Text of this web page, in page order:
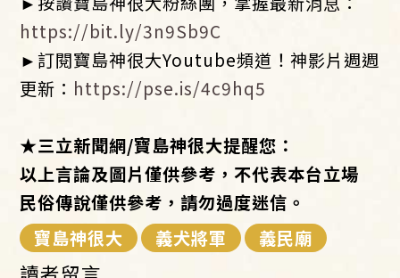
https://bit.ly/3n9Sb9C
►訂閱寶島神很大Youtube頻道！神影片週週
更新： https://pse.is/4c9hq5
★三立新聞網/寶島神很大提醒您：
以上言論及圖片僅供參考，不代表本台立場
民俗傳說僅供參考，請勿過度迷信。
寶島神很大
義犬將軍 義民廟